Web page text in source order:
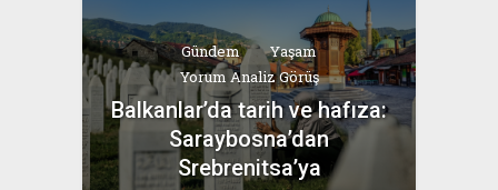
Gündem
Yaşam
Yorum Analiz Görüş
Balkanlar’da tarih ve hafıza:
Saraybosna’dan
Srebrenitsa’ya